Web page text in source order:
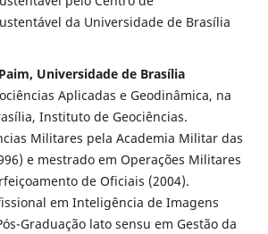
da Universidade de Brasília
Universidade de Brasília
Aplicadas e Geodinâmica, na
Instituto de Geociências.
Militares pela Academia Militar das
e mestrado em Operações Militares
de Oficiais (2004).
em Inteligência de Imagens
Graduação lato sensu em Gestão da